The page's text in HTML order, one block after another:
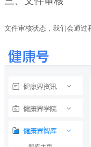
文件审核状态，我们会通过